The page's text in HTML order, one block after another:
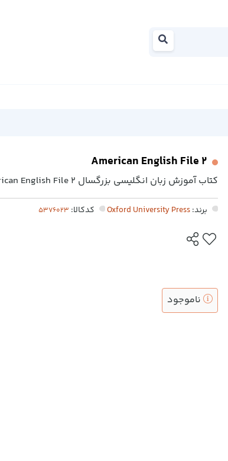
American English File 2
کتاب آموزش زبان انگلیسی بزرگسال American English File 2
برند:Oxford University Press کدکالا:
ناموجود